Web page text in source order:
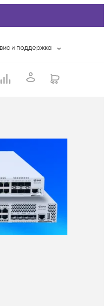
и поддержка
сервисных центров
оказания услуг